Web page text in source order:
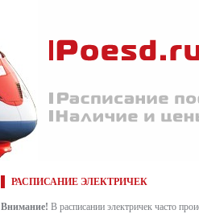
РАСПИСАНИЕ ЭЛЕКТРИЧЕК
Внимание! В расписании электричек часто